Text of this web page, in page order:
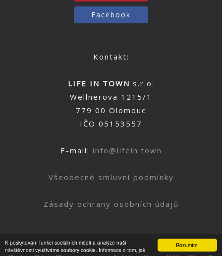
Rozumím!
K poskytování funkcí sociálních médií a analýze naší
návštěvnosti využíváme soubory cookie. Informace o tom, jak
Facebook
Kontakt:
LIFE IN TOWN s.r.o.
Wellnerova 1215/1
779 00 Olomouc
IČO 05153557
E-mail: info@lifein.town
Všeobecné smluvní podmínky
Zásady ochrany osobních údajů
Nahoru